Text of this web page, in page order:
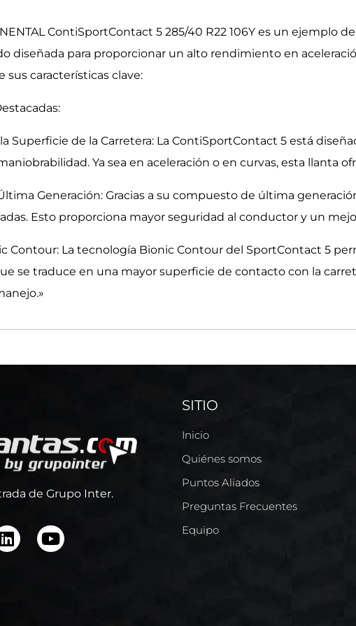
ContiSportContact 5 285/40 R22 106Y es un
diseñada para proporcionar un alto rendimiento en
sus características clave:
Superficie de la Carretera: La ContiSportContact 5 está
Ya sea en aceleración o en curvas, esta llanta
Generación: Gracias a su compuesto de última
Esto proporciona mayor seguridad al conductor y un
Contour: La tecnología Bionic Contour del SportContact 5
se traduce en una mayor superficie de contacto con la
de Grupo Inter.
SITIO
Inicio
Quiénes somos
Puntos Aliados
Preguntas Frecuentes
Equipo